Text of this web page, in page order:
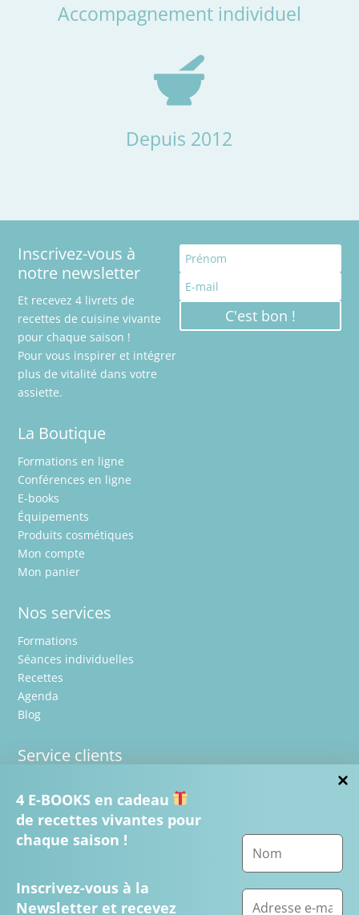
4 E-BOOKS en cadeau
de recettes vivantes pour
chaque saison !
Inscrivez-vous à la
Newsletter et recevez
Accompagnement individuel

Depuis 2012
Inscrivez-vous à
notre newsletter
Et recevez 4 livrets de
recettes de cuisine vivante
pour chaque saison !
Pour vous inspirer et intégrer
plus de vitalité dans votre
assiette.
C'est bon !
La Boutique
Formations en ligne
Conférences en ligne
E-books
Équipements
Produits cosmétiques
Mon compte
Mon panier
Nos services
Formations
Séances individuelles
Recettes
Agenda
Blog
Service clients
CGV
Nous
Contact
Nous contacter
contact@croclavie.org